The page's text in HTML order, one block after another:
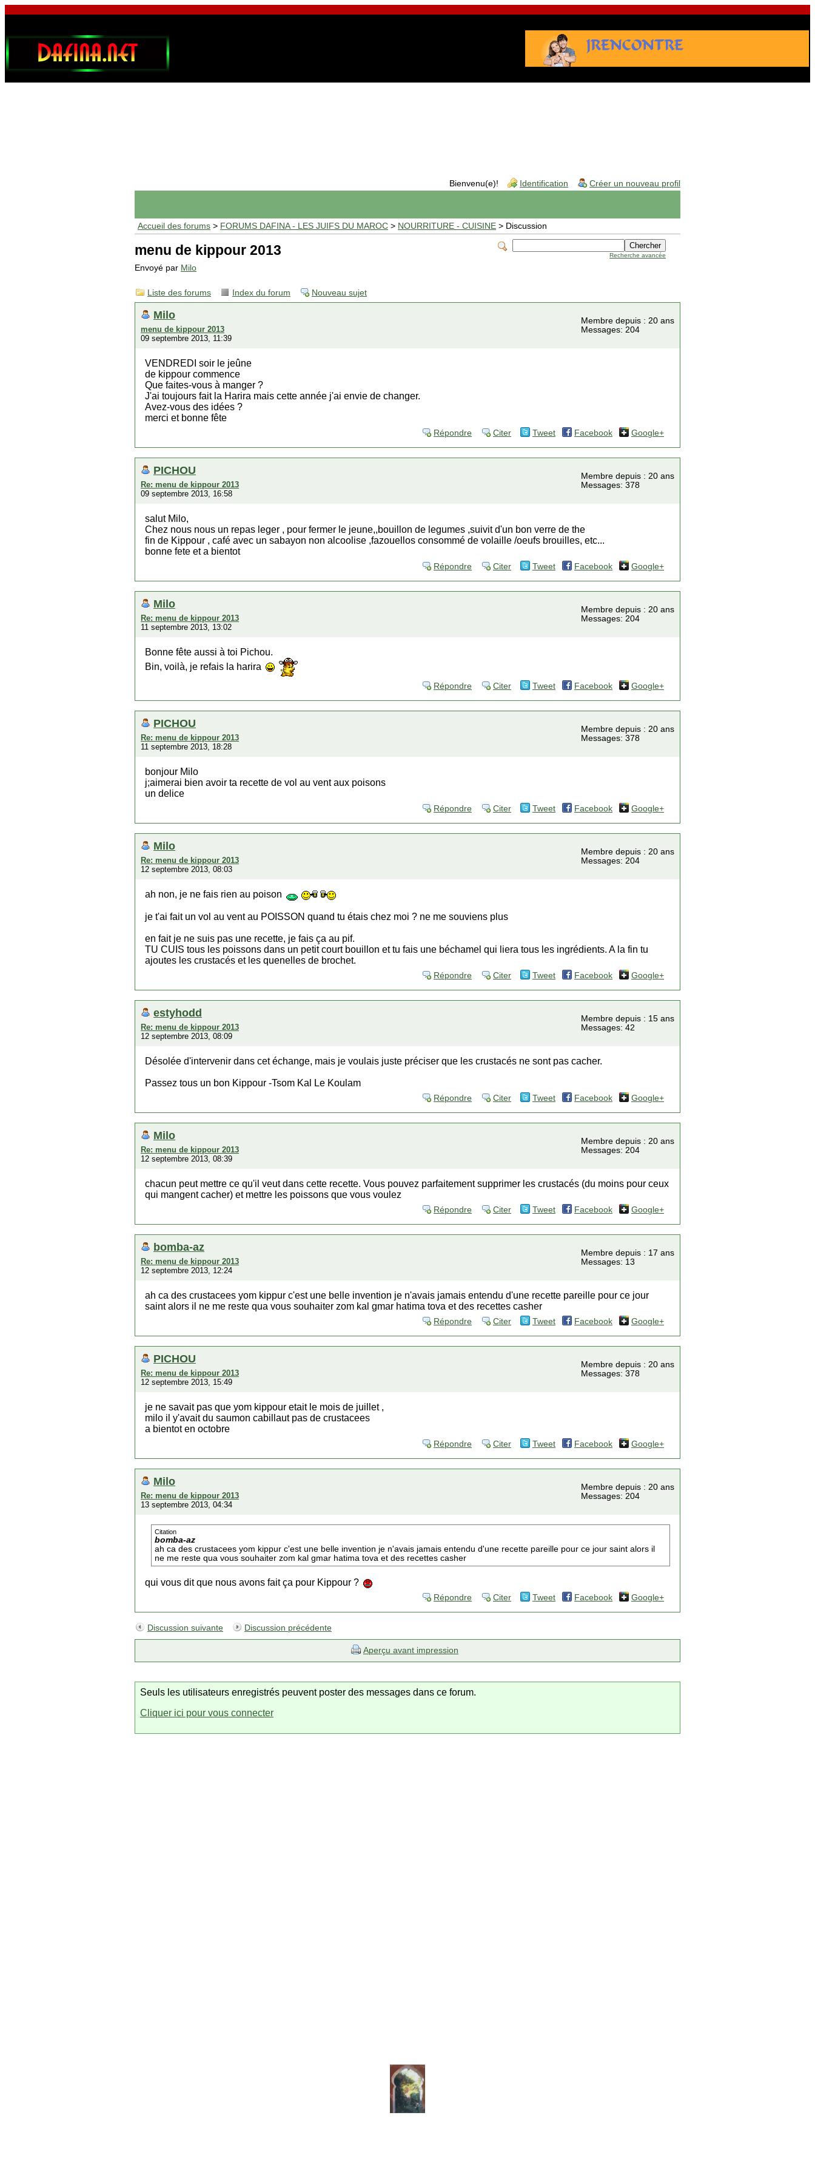
Bienvenu(e)! Identification Créer un nouveau profil
Accueil des forums > FORUMS DAFINA - LES JUIFS DU MAROC > NOURRITURE - CUISINE > Discussion
Recherche avancée
menu de kippour 2013
Envoyé par Milo
Liste des forums Index du forum Nouveau sujet
Milo
menu de kippour 2013
09 septembre 2013, 11:39
Membre depuis : 20 ans
Messages: 204
VENDREDI soir le jeûne
de kippour commence
Que faites-vous à manger ?
J'ai toujours fait la Harira mais cette année j'ai envie de changer.
Avez-vous des idées ?
merci et bonne fête
Répondre Citer Tweet Facebook Google+
PICHOU
Re: menu de kippour 2013
09 septembre 2013, 16:58
Membre depuis : 20 ans
Messages: 378
salut Milo,
Chez nous nous un repas leger , pour fermer le jeune,,bouillon de legumes ,suivit d'un bon verre de the
fin de Kippour , café avec un sabayon non alcoolise ,fazouellos consommé de volaille /oeufs brouilles, etc...
bonne fete et a bientot
Répondre Citer Tweet Facebook Google+
Milo
Re: menu de kippour 2013
11 septembre 2013, 13:02
Membre depuis : 20 ans
Messages: 204
Bonne fête aussi à toi Pichou.
Bin, voilà, je refais la harira
Répondre Citer Tweet Facebook Google+
PICHOU
Re: menu de kippour 2013
11 septembre 2013, 18:28
Membre depuis : 20 ans
Messages: 378
bonjour Milo
j;aimerai bien avoir ta recette de vol au vent aux poisons
un delice
Répondre Citer Tweet Facebook Google+
Milo
Re: menu de kippour 2013
12 septembre 2013, 08:03
Membre depuis : 20 ans
Messages: 204
ah non, je ne fais rien au poison
je t'ai fait un vol au vent au POISSON quand tu étais chez moi ? ne me souviens plus
en fait je ne suis pas une recette, je fais ça au pif.
TU CUIS tous les poissons dans un petit court bouillon et tu fais une béchamel qui liera tous les ingrédients. A la fin tu
ajoutes les crustacés et les quenelles de brochet.
Répondre Citer Tweet Facebook Google+
estyhodd
Re: menu de kippour 2013
12 septembre 2013, 08:09
Membre depuis : 15 ans
Messages: 42
Désolée d'intervenir dans cet échange, mais je voulais juste préciser que les crustacés ne sont pas cacher.
Passez tous un bon Kippour -Tsom Kal Le Koulam
Répondre Citer Tweet Facebook Google+
Milo
Re: menu de kippour 2013
12 septembre 2013, 08:39
Membre depuis : 20 ans
Messages: 204
chacun peut mettre ce qu'il veut dans cette recette. Vous pouvez parfaitement supprimer les crustacés (du moins pour ceux
qui mangent cacher) et mettre les poissons que vous voulez
Répondre Citer Tweet Facebook Google+
bomba-az
Re: menu de kippour 2013
12 septembre 2013, 12:24
Membre depuis : 17 ans
Messages: 13
ah ca des crustacees yom kippur c'est une belle invention je n'avais jamais entendu d'une recette pareille pour ce jour
saint alors il ne me reste qua vous souhaiter zom kal gmar hatima tova et des recettes casher
Répondre Citer Tweet Facebook Google+
PICHOU
Re: menu de kippour 2013
12 septembre 2013, 15:49
Membre depuis : 20 ans
Messages: 378
je ne savait pas que yom kippour etait le mois de juillet ,
milo il y'avait du saumon cabillaut pas de crustacees
a bientot en octobre
Répondre Citer Tweet Facebook Google+
Milo
Re: menu de kippour 2013
13 septembre 2013, 04:34
Membre depuis : 20 ans
Messages: 204
Citation
bomba-az
ah ca des crustacees yom kippur c'est une belle invention je n'avais jamais entendu d'une recette pareille pour ce jour saint alors il
ne me reste qua vous souhaiter zom kal gmar hatima tova et des recettes casher
qui vous dit que nous avons fait ça pour Kippour ?
Répondre Citer Tweet Facebook Google+
Discussion suivante Discussion précédente
Aperçu avant impression
Seuls les utilisateurs enregistrés peuvent poster des messages dans ce forum.
Cliquer ici pour vous connecter